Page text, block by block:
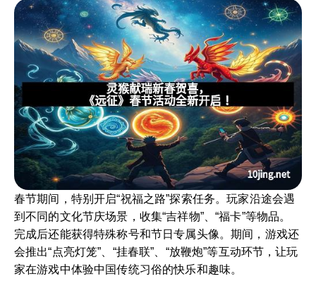
春节期间，特别开启“祝福之路”探索任务。玩家沿途会遇
到不同的文化节庆场景，收集“吉祥物”、“福卡”等物品。
完成后还能获得特殊称号和节日专属头像。期间，游戏还
会推出“点亮灯笼”、“挂春联”、“放鞭炮”等互动环节，让玩
家在游戏中体验中国传统习俗的快乐和趣味。